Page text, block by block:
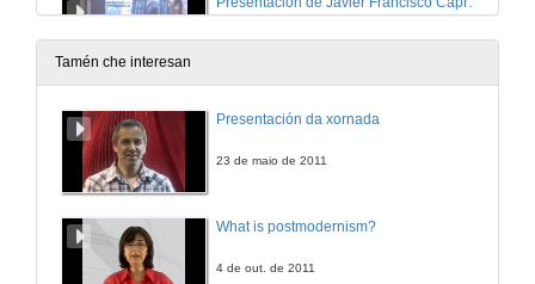
5 de abr. de 2013
Tamén che interesan
Presentación da xornada
23 de maio de 2011
What is postmodernism?
4 de out. de 2011